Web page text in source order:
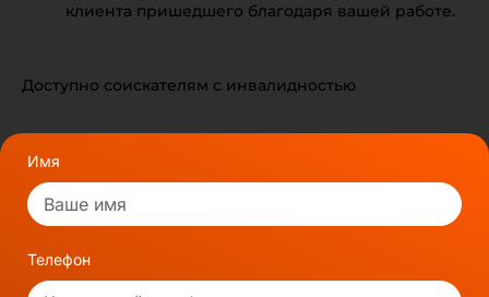
клиента пришедшего благодаря вашей работе.
Доступно соискателям с инвалидностью
Имя
Телефон